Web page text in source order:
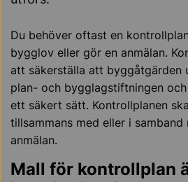
Du behöver oftast en
bygglov eller gör en anmälan.
att säkerställa att byggåtgärden
plan- och bygglagstiftningen
ett säkert sätt. Kontrollplanen
tillsammans med eller i
anmälan.
Mall för kontrollplan